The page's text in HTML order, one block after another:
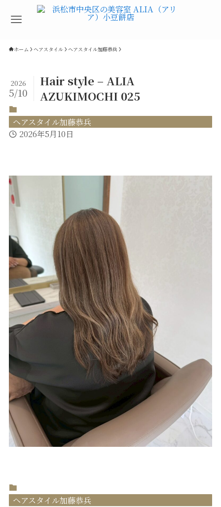
ホーム ヘアスタイル ヘアスタイル加藤恭兵
Hair style – ALIA
AZUKIMOCHI 025
2026
5/10
ヘアスタイル加藤恭兵
2026年5月10日
ヘアスタイル加藤恭兵